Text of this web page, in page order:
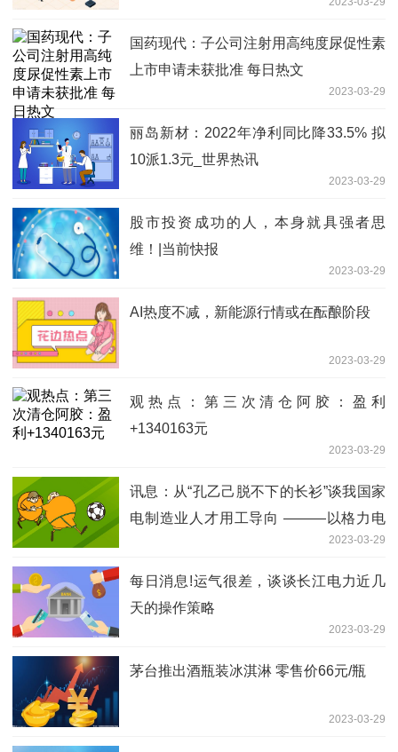
国药现代：子公司注射用高纯度尿促性素
上市申请未获批准 每日热文
2023-03-29
丽岛新材：2022年净利同比降33.5% 拟
10派1.3元_世界热讯
2023-03-29
股市投资成功的人，本身就具强者思
维！|当前快报
2023-03-29
AI热度不减，新能源行情或在酝酿阶段
2023-03-29
观热点：第三次清仓阿胶：盈利
+1340163元
2023-03-29
讯息：从“孔乙己脱不下的长衫”谈我国家
电制造业人才用工导向 ———以格力电
2023-03-29
每日消息!运气很差，谈谈长江电力近几
天的操作策略
2023-03-29
茅台推出酒瓶装冰淇淋 零售价66元/瓶
2023-03-29